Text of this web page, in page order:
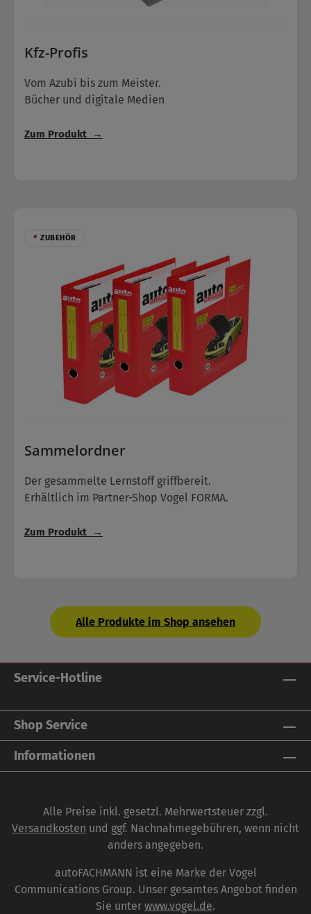
Kfz-Profis
Vom Azubi bis zum Meister.
Bücher und digitale Medien
Zum Produkt →
• ZUBEHÖR
Sammelordner
Der gesammelte Lernstoff griffbereit.
Erhältlich im Partner-Shop Vogel FORMA.
Zum Produkt →
Alle Produkte im Shop ansehen
Service-Hotline
Shop Service
Informationen
Alle Preise inkl. gesetzl. Mehrwertsteuer zzgl.
Versandkosten und ggf. Nachnahmegebühren, wenn nicht
anders angegeben.
autoFACHMANN ist eine Marke der Vogel
Communications Group. Unser gesamtes Angebot finden
Sie unter www.vogel.de.